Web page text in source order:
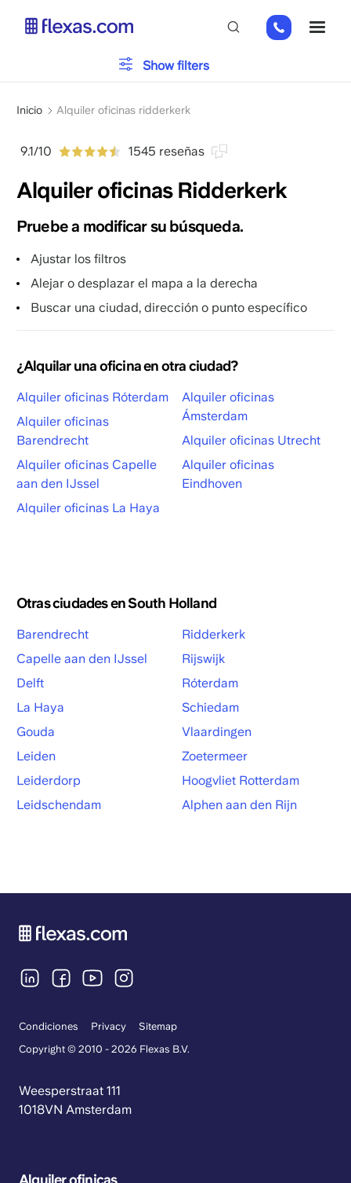
+31
85
Sobrescribir
de
a
navegación
Inicio Alquiler oficinas ridderkerk
9.1/10 1545 reseñas
Alquiler oficinas Ridderkerk
Por favor, elija el tamaño de su equipo
Show filters
Pruebe a modificar su búsqueda.
Ajustar los filtros
Alejar o desplazar el mapa a la derecha
Buscar una ciudad, dirección o punto específico
¿Alquilar una oficina en otra ciudad?
Alquiler oficinas Róterdam
Alquiler oficinas
Barendrecht
Alquiler oficinas Capelle
aan den IJssel
Alquiler oficinas La Haya
Alquiler oficinas
Ámsterdam
Alquiler oficinas Utrecht
Alquiler oficinas
Eindhoven
Otras ciudades en South Holland
Barendrecht
Capelle aan den IJssel
Delft
La Haya
Gouda
Leiden
Leiderdorp
Leidschendam
Ridderkerk
Rijswijk
Róterdam
Schiedam
Vlaardingen
Zoetermeer
Hoogvliet Rotterdam
Alphen aan den Rijn
Condiciones Privacy
Sitemap
Copyright © 2010 - 2026 Flexas B.V.
Weesperstraat 111
1018VN Amsterdam
Alquiler ofinicas